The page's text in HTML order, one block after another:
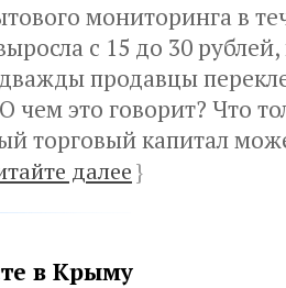
мониторинга в
с 15 до 30
продавцы
чем это говорит? Что
торговый капитал
далее}
в Крыму